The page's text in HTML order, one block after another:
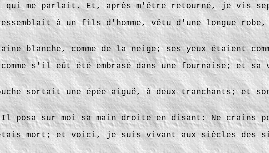
qui me parlait. Et, après m'être retourné, je vis
à un fils d'homme, vêtu d'une longue
blanche, comme de la neige; ses yeux étaient
s'il eût été embrasé dans une fournaise; et sa
sortait une épée aiguë, à deux tranchants; et
posa sur moi sa main droite en disant: Ne crains
mort; et voici, je suis vivant aux siècles des